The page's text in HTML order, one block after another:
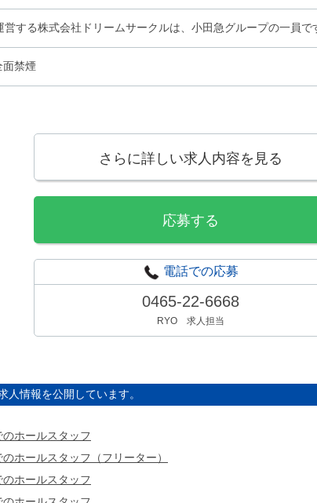
営する株式会社ドリームサークルは、小田急グループの一員
面禁煙
さらに詳しい求人内容を見る
応募する
電話での応募
0465-22-6668
RYO 求人担当
人情報を公開しています。
のホールスタッフ
ホールスタッフ（フリーター）
のホールスタッフ